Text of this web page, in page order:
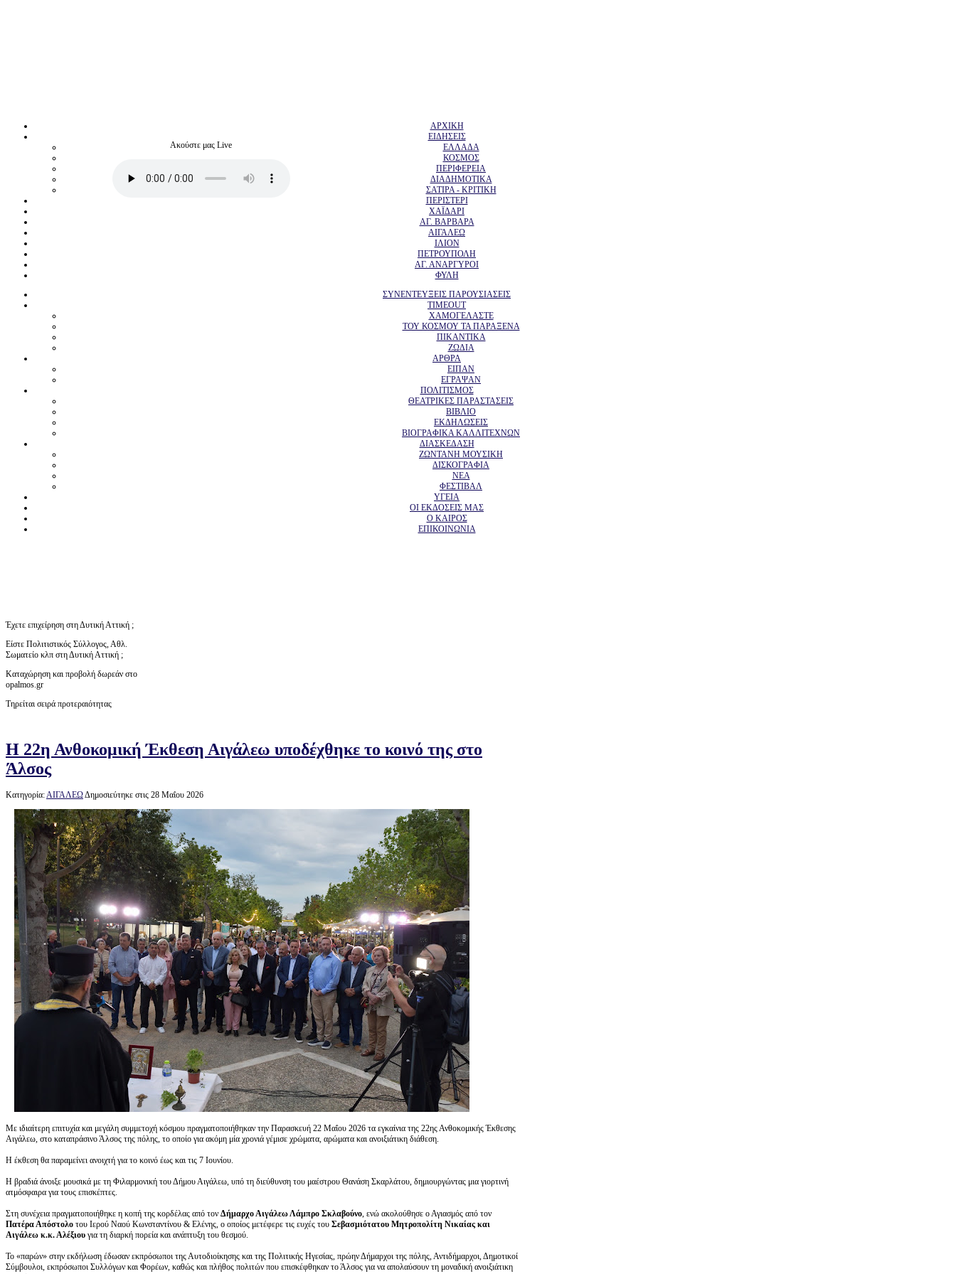
Ακούστε μας Live
ΑΡΧΙΚΗ
ΕΙΔΗΣΕΙΣ
ΕΛΛΑΔΑ
ΚΟΣΜΟΣ
ΠΕΡΙΦΕΡΕΙΑ
ΔΙΑΔΗΜΟΤΙΚΑ
ΣΑΤΙΡΑ - ΚΡΙΤΙΚΗ
ΠΕΡΙΣΤΕΡΙ
ΧΑΪΔΑΡΙ
ΑΓ. ΒΑΡΒΑΡΑ
ΑΙΓΑΛΕΩ
ΙΛΙΟΝ
ΠΕΤΡΟΥΠΟΛΗ
ΑΓ. ΑΝΑΡΓΥΡΟΙ
ΦΥΛΗ
ΣΥΝΕΝΤΕΥΞΕΙΣ ΠΑΡΟΥΣΙΑΣΕΙΣ
TIMEOUT
ΧΑΜΟΓΕΛΑΣΤΕ
ΤΟΥ ΚΟΣΜΟΥ ΤΑ ΠΑΡΑΞΕΝΑ
ΠΙΚΑΝΤΙΚΑ
ΖΩΔΙΑ
ΑΡΘΡΑ
ΕΙΠΑΝ
ΕΓΡΑΨΑΝ
ΠΟΛΙΤΙΣΜΟΣ
ΘΕΑΤΡΙΚΕΣ ΠΑΡΑΣΤΑΣΕΙΣ
ΒΙΒΛΙΟ
ΕΚΔΗΛΩΣΕΙΣ
ΒΙΟΓΡΑΦΙΚΑ ΚΑΛΛΙΤΕΧΝΩΝ
ΔΙΑΣΚΕΔΑΣΗ
ΖΩΝΤΑΝΗ ΜΟΥΣΙΚΗ
ΔΙΣΚΟΓΡΑΦΙΑ
ΝΕΑ
ΦΕΣΤΙΒΑΛ
ΥΓΕΙΑ
ΟΙ ΕΚΔΟΣΕΙΣ ΜΑΣ
Ο ΚΑΙΡΟΣ
ΕΠΙΚΟΙΝΩΝΙΑ
Έχετε επιχείρηση στη Δυτική Αττική ;
Είστε Πολιτιστικός Σύλλογος, Αθλ.
Σωματείο κλπ στη Δυτική Αττική ;
Καταχώρηση και προβολή δωρεάν στο
opalmos.gr
Τηρείται σειρά προτεραιότητας
Η 22η Ανθοκομική Έκθεση Αιγάλεω υποδέχθηκε το κοινό της στο
Άλσος
Κατηγορία:ΑΙΓΑΛΕΩΔημοσιεύτηκε στις 28 Μαΐου 2026
Με ιδιαίτερη επιτυχία και μεγάλη συμμετοχή κόσμου πραγματοποιήθηκαν την Παρασκευή 22 Μαΐου 2026 τα εγκαίνια της 22ης Ανθοκομικής Έκθεσης
Αιγάλεω, στο καταπράσινο Άλσος της πόλης, το οποίο για ακόμη μία χρονιά γέμισε χρώματα, αρώματα και ανοιξιάτικη διάθεση.
Η έκθεση θα παραμείνει ανοιχτή για το κοινό έως και τις 7 Ιουνίου.
Η βραδιά άνοιξε μουσικά με τη Φιλαρμονική του Δήμου Αιγάλεω, υπό τη διεύθυνση του μαέστρου Θανάση Σκαρλάτου, δημιουργώντας μια γιορτινή
ατμόσφαιρα για τους επισκέπτες.
Στη συνέχεια πραγματοποιήθηκε η κοπή της κορδέλας από τον Δήμαρχο Αιγάλεω Λάμπρο Σκλαβούνο, ενώ ακολούθησε ο Αγιασμός από τον
Πατέρα Απόστολο του Ιερού Ναού Κωνσταντίνου & Ελένης, ο οποίος μετέφερε τις ευχές του Σεβασμιότατου Μητροπολίτη Νικαίας και
Αιγάλεω κ.κ. Αλέξιου για τη διαρκή πορεία και ανάπτυξη του θεσμού.
Το «παρών» στην εκδήλωση έδωσαν εκπρόσωποι της Αυτοδιοίκησης και της Πολιτικής Ηγεσίας, πρώην Δήμαρχοι της πόλης, Αντιδήμαρχοι, Δημοτικοί
Σύμβουλοι, εκπρόσωποι Συλλόγων και Φορέων, καθώς και πλήθος πολιτών που επισκέφθηκαν το Άλσος για να απολαύσουν τη μοναδική ανοιξιάτικη